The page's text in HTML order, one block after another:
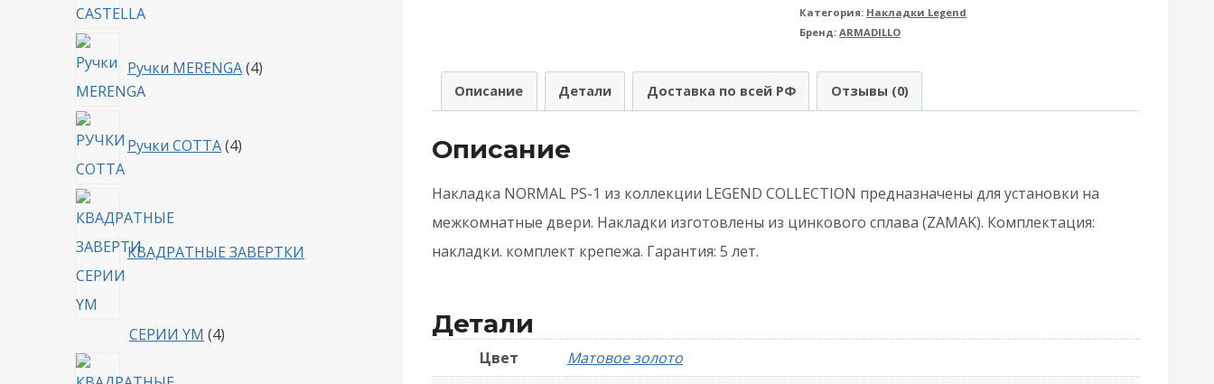
Armadillo
NORMAL
-
Золото/
Категория: Накладки Legend
Бренд:ARMADILLO
Описание Детали Доставка по всей РФ Отзывы (0)
Описание
Накладка NORMAL PS-1 из коллекции LEGEND COLLECTION предназначены для установки на
межкомнатные двери. Накладки изготовлены из цинкового сплава (ZAMAK). Комплектация:
накладки. комплект крепежа. Гарантия: 5 лет.
Детали
Цвет
Матовое золото
Ручки MERENGA 4товара
Ручки COTTA 4товара
КВАДРАТНЫЕ ЗАВЕРТКИ
СЕРИИ YM 44